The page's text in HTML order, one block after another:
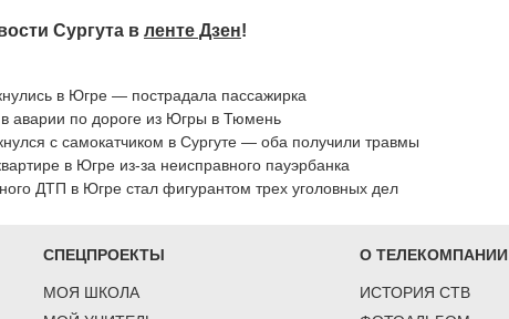
Сургута в ленте Дзен!
в Югре — пострадала пассажирка
в аварии по дороге из Югры в Тюмень
с самокатчиком в Сургуте — оба получили травмы
в Югре из-за неисправного пауэрбанка
ДТП в Югре стал фигурантом трех уголовных дел
СПЕЦПРОЕКТЫ
МОЯ ШКОЛА
О ТЕЛЕКОМПАНИИ
ИСТОРИЯ СТВ